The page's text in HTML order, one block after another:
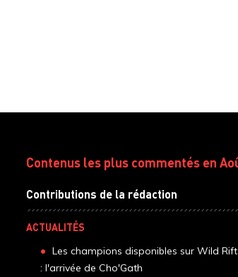
Contenus les plus commentés en
Contributions de la rédaction
ACTUALITÉS
Les champions disponibles sur Wild Rift
: l'arrivée de Cho'Gath